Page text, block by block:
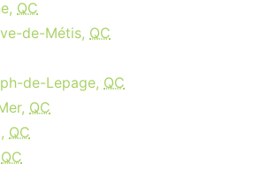
QC
de-Métis, QC
de-Lepage, QC
QC
QC
QC